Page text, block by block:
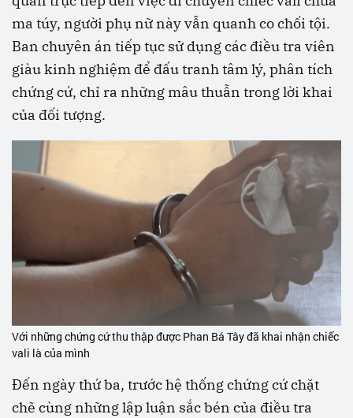
ma túy, người phụ nữ này vẫn quanh co chối tội.
Ban chuyên án tiếp tục sử dụng các điều tra viên
giàu kinh nghiệm để đấu tranh tâm lý, phân tích
chứng cứ, chỉ ra những mâu thuẫn trong lời khai
của đối tượng.
Với những chứng cứ thu thập được Phan Bá Tây đã khai nhận chiếc
vali là của mình
Đến ngày thứ ba, trước hệ thống chứng cứ chặt
chẽ cùng những lập luận sắc bén của điều tra